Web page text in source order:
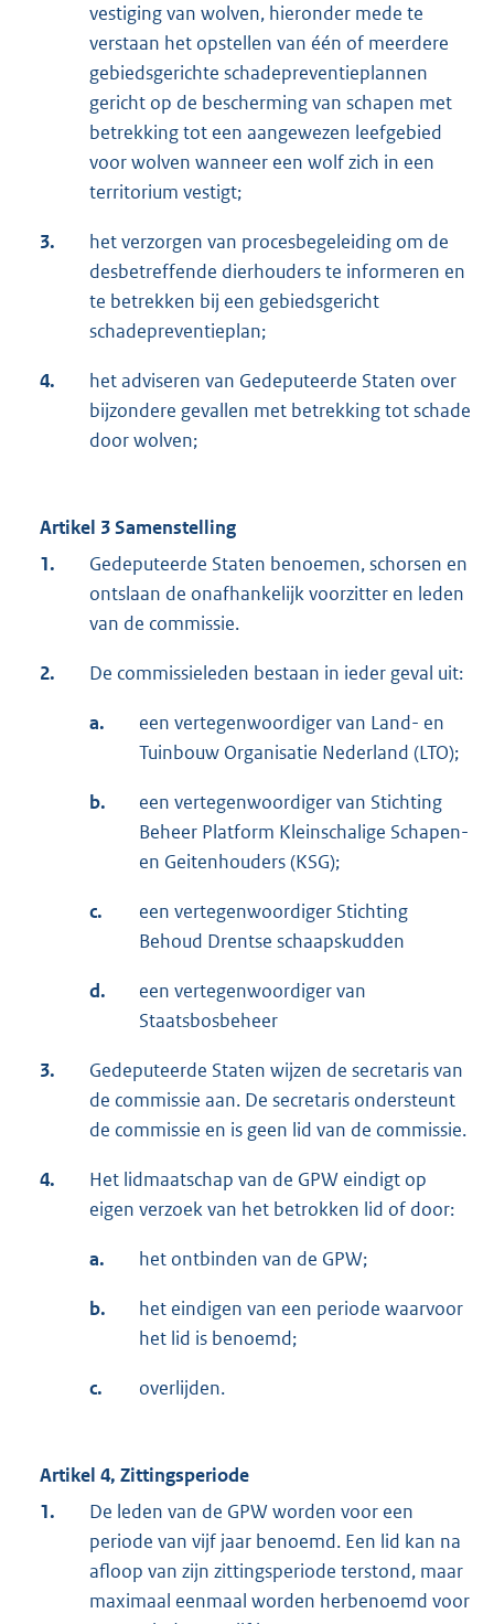
vestiging van wolven, hieronder mede te
verstaan het opstellen van één of meerdere
gebiedsgerichte schadepreventieplannen
gericht op de bescherming van schapen met
betrekking tot een aangewezen leefgebied
voor wolven wanneer een wolf zich in een
territorium vestigt;
3.
het verzorgen van procesbegeleiding om de
desbetreffende dierhouders te informeren en
te betrekken bij een gebiedsgericht
schadepreventieplan;
4.
het adviseren van Gedeputeerde Staten over
bijzondere gevallen met betrekking tot schade
door wolven;
Artikel 3 Samenstelling
1.
Gedeputeerde Staten benoemen, schorsen en
ontslaan de onafhankelijk voorzitter en leden
van de commissie.
2. De commissieleden bestaan in ieder geval uit:
a.
een vertegenwoordiger van Land- en
Tuinbouw Organisatie Nederland (LTO);
b.
een vertegenwoordiger van Stichting
Beheer Platform Kleinschalige Schapen-
en Geitenhouders (KSG);
c.
een vertegenwoordiger Stichting
Behoud Drentse schaapskudden
d.
een vertegenwoordiger van
Staatsbosbeheer
3.
Gedeputeerde Staten wijzen de secretaris van
de commissie aan. De secretaris ondersteunt
de commissie en is geen lid van de commissie.
4.
Het lidmaatschap van de GPW eindigt op
eigen verzoek van het betrokken lid of door:
a. het ontbinden van de GPW;
b.
het eindigen van een periode waarvoor
het lid is benoemd;
c. overlijden.
Artikel 4, Zittingsperiode
1.
De leden van de GPW worden voor een
periode van vijf jaar benoemd. Een lid kan na
afloop van zijn zittingsperiode terstond, maar
maximaal eenmaal worden herbenoemd voor